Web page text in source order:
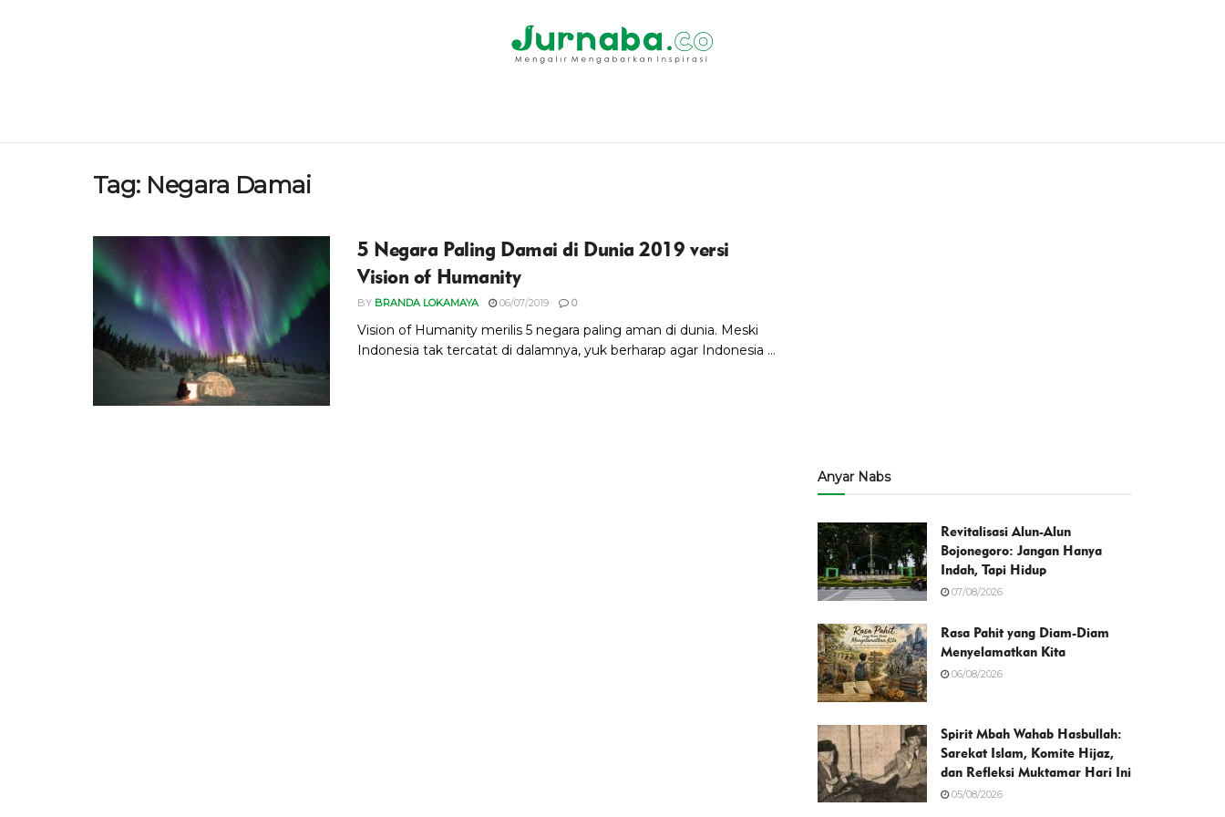
Tag: Negara Damai
5 Negara Paling Damai di Dunia 2019 versi
Vision of Humanity
BY BRANDA LOKAMAYA 06/07/2019 0
Vision of Humanity merilis 5 negara paling aman di dunia. Meski
Indonesia tak tercatat di dalamnya, yuk berharap agar Indonesia ...
Anyar Nabs
Revitalisasi Alun-Alun
Bojonegoro: Jangan Hanya
Indah, Tapi Hidup
07/08/2026
Rasa Pahit yang Diam-Diam
Menyelamatkan Kita
06/08/2026
Spirit Mbah Wahab Hasbullah:
Sarekat Islam, Komite Hijaz,
dan Refleksi Muktamar Hari Ini
05/08/2026